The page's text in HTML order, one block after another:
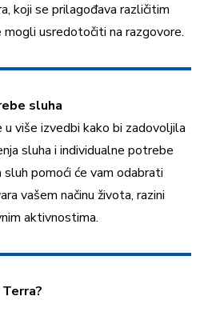
koji se prilagođava različitim
usredotočiti na razgovore.
sluha
više izvedbi kako bi zadovoljila
sluha i individualne potrebe
sluh pomoći će vam odabrati
vašem načinu života, razini
aktivnostima.